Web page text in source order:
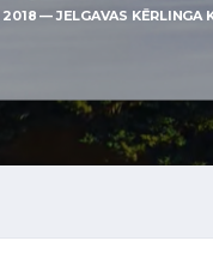
— JELGAVAS